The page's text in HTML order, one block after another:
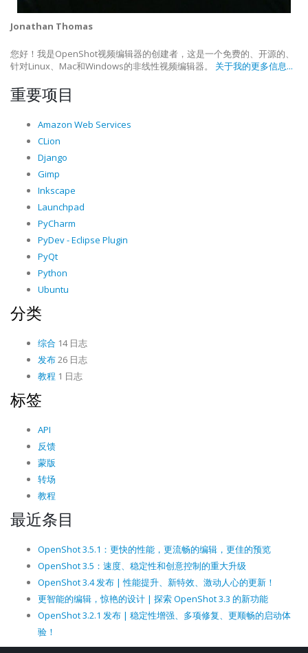
Jonathan Thomas
您好！我是OpenShot视频编辑器的创建者，这是一个免费的、开源的、
针对Linux、Mac和Windows的非线性视频编辑器。 关于我的更多信息...
重要项目
Amazon Web Services
CLion
Django
Gimp
Inkscape
Launchpad
PyCharm
PyDev - Eclipse Plugin
PyQt
Python
Ubuntu
分类
综合 14 日志
发布26 日志
教程 1 日志
标签
API
反馈
蒙版
转场
教程
最近条目
OpenShot 3.5.1：更快的性能，更流畅的编辑，更佳的预览
OpenShot 3.5：速度、稳定性和创意控制的重大升级
OpenShot 3.4 发布 | 性能提升、新特效、激动人心的更新！
更智能的编辑，惊艳的设计 | 探索 OpenShot 3.3 的新功能
OpenShot 3.2.1 发布 | 稳定性增强、多项修复、更顺畅的启动体
验！